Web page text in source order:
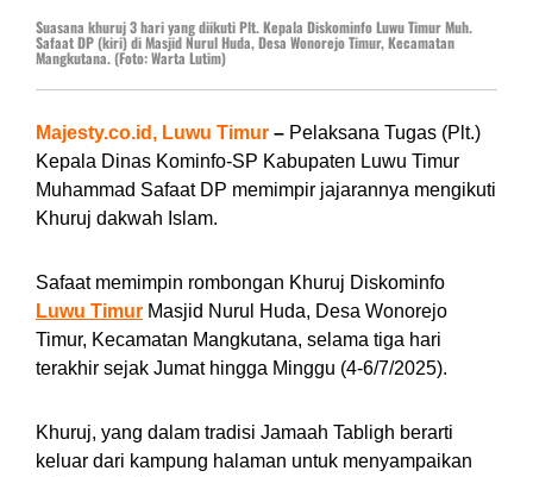
Suasana khuruj 3 hari yang diikuti Plt. Kepala Diskominfo Luwu Timur Muh.
Safaat DP (kiri) di Masjid Nurul Huda, Desa Wonorejo Timur, Kecamatan
Mangkutana. (Foto: Warta Lutim)
Majesty.co.id, Luwu Timur – Pelaksana Tugas (Plt.)
Kepala Dinas Kominfo-SP Kabupaten Luwu Timur
Muhammad Safaat DP memimpir jajarannya mengikuti
Khuruj dakwah Islam.
Safaat memimpin rombongan Khuruj Diskominfo
Luwu Timur Masjid Nurul Huda, Desa Wonorejo
Timur, Kecamatan Mangkutana, selama tiga hari
terakhir sejak Jumat hingga Minggu (4-6/7/2025).
Khuruj, yang dalam tradisi Jamaah Tabligh berarti
keluar dari kampung halaman untuk menyampaikan